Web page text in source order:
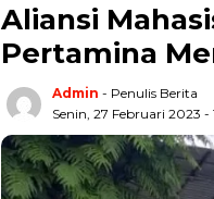
Aliansi
Pertamina
Admin - Penulis Berita
Senin, 27 Februari 2023 -